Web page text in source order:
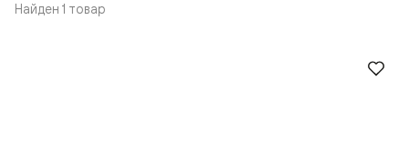
Найден 1 товар